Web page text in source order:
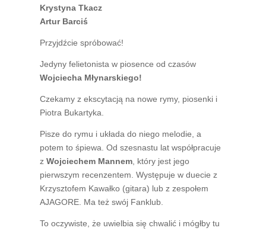
Krystyna Tkacz
Artur Barciś
Przyjdźcie spróbować!
Jedyny felietonista w piosence od czasów
Wojciecha Młynarskiego!
Czekamy z ekscytacją na nowe rymy, piosenki i
Piotra Bukartyka.
Pisze do rymu i układa do niego melodie, a
potem to śpiewa. Od szesnastu lat współpracuje
zWojciechem Mannem , który jest jego
pierwszym recenzentem. Występuje w duecie z
Krzysztofem Kawałko (gitara) lub z zespołem
AJAGORE. Ma też swój Fanklub.
To oczywiste, że uwielbia się chwalić i mógłby tu